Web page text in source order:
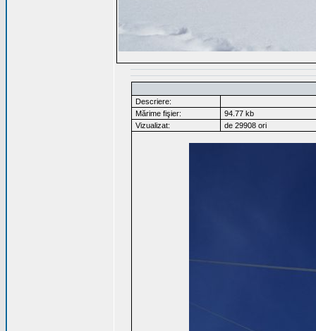
Descriere:
Mărime fişier:
94.77 kb
Vizualizat:
de 29908 ori